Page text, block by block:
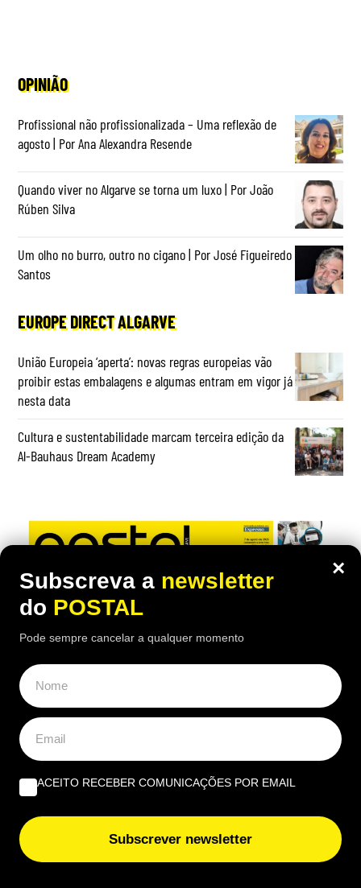
OPINIÃO
Profissional não profissionalizada – Uma reflexão de
agosto | Por Ana Alexandra Resende
Quando viver no Algarve se torna um luxo | Por João
Rúben Silva
Um olho no burro, outro no cigano | Por José Figueiredo
Santos
EUROPE DIRECT ALGARVE
União Europeia ‘aperta’: novas regras europeias vão
proibir estas embalagens e algumas entram em vigor já
nesta data
Cultura e sustentabilidade marcam terceira edição da
Al-Bauhaus Dream Academy
×
Subscreva a newsletter
do POSTAL
Pode sempre cancelar a qualquer momento
ACEITO RECEBER COMUNICAÇÕES POR EMAIL
Subscrever newsletter